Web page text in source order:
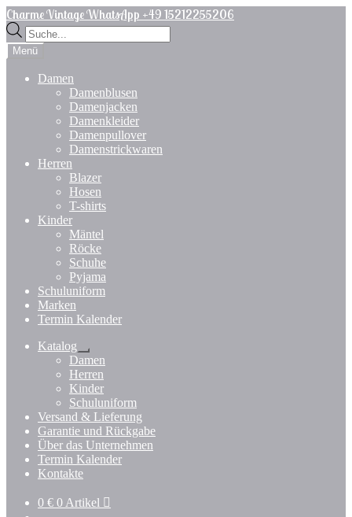
Zur
Navigation
springen
Zum
Inhalt
springen
Charme Vintage WhatsApp +49 15212255206
Products
search
Menü
Damen
Damenblusen
Damenjacken
Damenkleider
Damenpullover
Damenstrickwaren
Herren
Blazer
Hosen
T-shirts
Kinder
Mäntel
Röcke
Schuhe
Pyjama
Schuluniform
Marken
Termin Kalender
Katalog
Untermenü
öffnen
Damen
Herren
Kinder
Schuluniform
Versand & Lieferung
Garantie und Rückgabe
Über das Unternehmen
Termin Kalender
Kontakte
0 € 0 Artikel